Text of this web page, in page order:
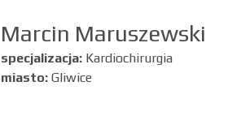
Marcin Maruszewski
specjalizacja: Kardiochirurgia
miasto: Gliwice